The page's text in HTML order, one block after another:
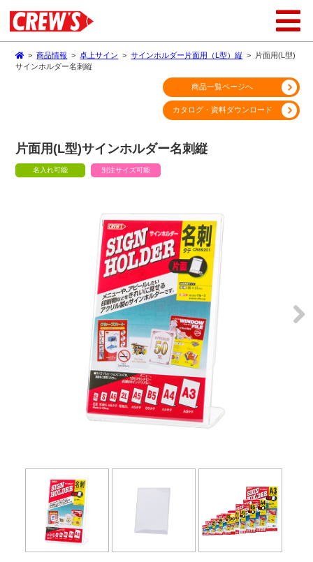
>商品情報 >卓上サイン >サインホルダー片面用（L型）縦 >
片面用(L型)
サインホルダー名刺縦
片面用(L型)サインホルダー名刺縦
名入れ可能 別注サイズ可能
商品一覧ページへ
カタログ・資料ダウンロード